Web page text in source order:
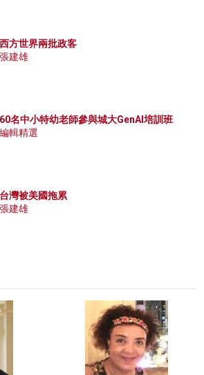
西方世界兩批政客
張建雄
60名中小特幼老師參與城大GenAI培訓班
編輯精選
台灣被美國拖累
張建雄